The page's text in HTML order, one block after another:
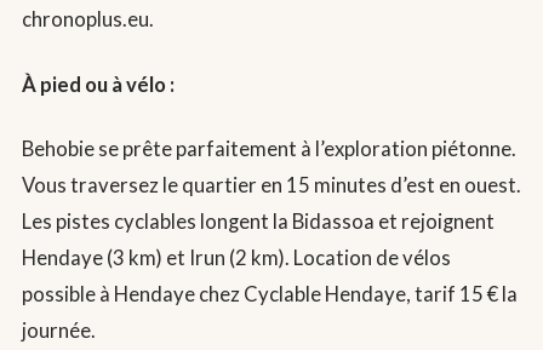
chronoplus.eu.
À pied ou à vélo :
Behobie se prête parfaitement à l’exploration piétonne.
Vous traversez le quartier en 15 minutes d’est en ouest.
Les pistes cyclables longent la Bidassoa et rejoignent
Hendaye (3 km) et Irun (2 km). Location de vélos
possible à Hendaye chez Cyclable Hendaye, tarif 15 € la
journée.